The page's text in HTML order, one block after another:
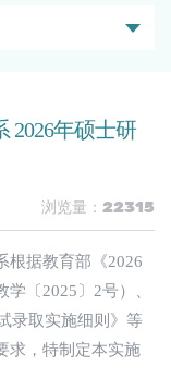
2026年硕士研
浏览量：22315
根据教育部《2026
〔2025〕2号）、
录取实施细则》等
求，特制定本实施